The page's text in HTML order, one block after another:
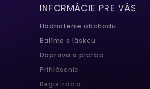
INFORMÁCIE PRE VÁS
Hodnotenie obchodu
Balíme s láskou
Doprava a platba
Prihlásenie
Registrácia